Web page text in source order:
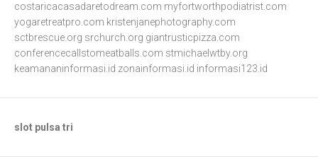
costaricacasadaretodream.com myfortworthpodiatrist.com
yogaretreatpro.com kristenjanephotography.com
sctbrescue.org srchurch.org giantrusticpizza.com
conferencecallstomeatballs.com stmichaelwtby.org
keamananinformasi.id zonainformasi.id informasi123.id
slot pulsa tri